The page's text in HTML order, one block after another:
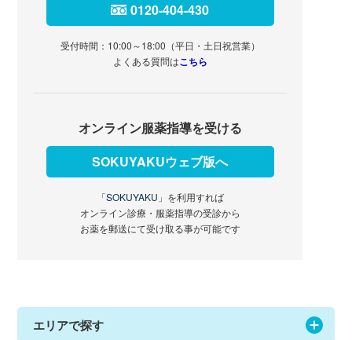
0120-404-430
受付時間：10:00～18:00（平日・土日祝営業）
よくある質問はこちら
オンライン服薬指導を受ける
SOKUYAKUウェブ版へ
「SOKUYAKU」 を利用すれば
オンライン診療・服薬指導の受診から
お薬を郵送にて受け取る事が可能です
エリアで探す